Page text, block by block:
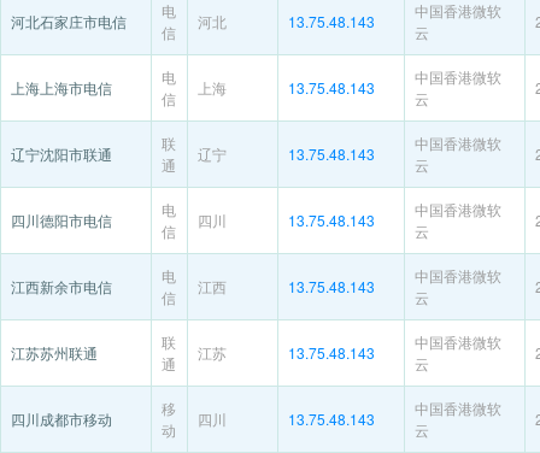
河北石家庄市电信
电
信
河北 13.75.48.143
中国香港微软
云
上海上海市电信
电
信
上海 13.75.48.143
中国香港微软
云
辽宁沈阳市联通
联
通
辽宁 13.75.48.143
中国香港微软
云
四川德阳市电信
电
信
四川 13.75.48.143
中国香港微软
云
江西新余市电信
电
信
江西 13.75.48.143
中国香港微软
云
江苏苏州联通
联
通
江苏 13.75.48.143
中国香港微软
云
四川成都市移动
移
动
四川 13.75.48.143
中国香港微软
云